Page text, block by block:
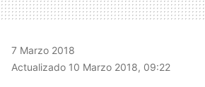
7 Marzo 2018
Actualizado 10 Marzo 2018, 09:22